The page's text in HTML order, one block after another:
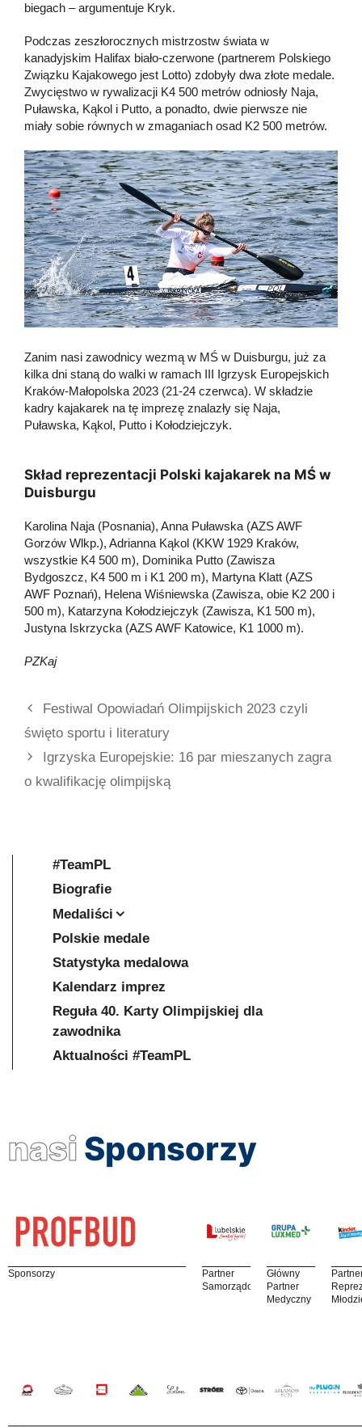
biegach – argumentuje Kryk.
Podczas zeszłorocznych mistrzostw świata w
kanadyjskim Halifax biało-czerwone (partnerem Polskiego
Związku Kajakowego jest Lotto) zdobyły dwa złote medale.
Zwycięstwo w rywalizacji K4 500 metrów odniosły Naja,
Puławska, Kąkol i Putto, a ponadto, dwie pierwsze nie
miały sobie równych w zmaganiach osad K2 500 metrów.
Zanim nasi zawodnicy wezmą w MŚ w Duisburgu, już za
kilka dni staną do walki w ramach III Igrzysk Europejskich
Kraków-Małopolska 2023 (21-24 czerwca). W składzie
kadry kajakarek na tę imprezę znalazły się Naja,
Puławska, Kąkol, Putto i Kołodziejczyk.
Skład reprezentacji Polski kajakarek na MŚ w
Duisburgu
Karolina Naja (Posnania), Anna Puławska (AZS AWF
Gorzów Wlkp.), Adrianna Kąkol (KKW 1929 Kraków,
wszystkie K4 500 m), Dominika Putto (Zawisza
Bydgoszcz, K4 500 m i K1 200 m), Martyna Klatt (AZS
AWF Poznań), Helena Wiśniewska (Zawisza, obie K2 200 i
500 m), Katarzyna Kołodziejczyk (Zawisza, K1 500 m),
Justyna Iskrzycka (AZS AWF Katowice, K1 1000 m).
PZKaj
Festiwal Opowiadań Olimpijskich 2023 czyli
święto sportu i literatury
Igrzyska Europejskie: 16 par mieszanych zagra
o kwalifikację olimpijską
#TeamPL
Biografie
Medaliści
Polskie medale
Statystyka medalowa
Kalendarz imprez
Reguła 40. Karty Olimpijskiej dla
zawodnika
Aktualności #TeamPL
nasi Sponsorzy
Sponsorzy
Partner
Samorządowy
Główny
Partner
Medyczny